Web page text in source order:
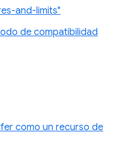
and-limits"
de compatibilidad
como un recurso de